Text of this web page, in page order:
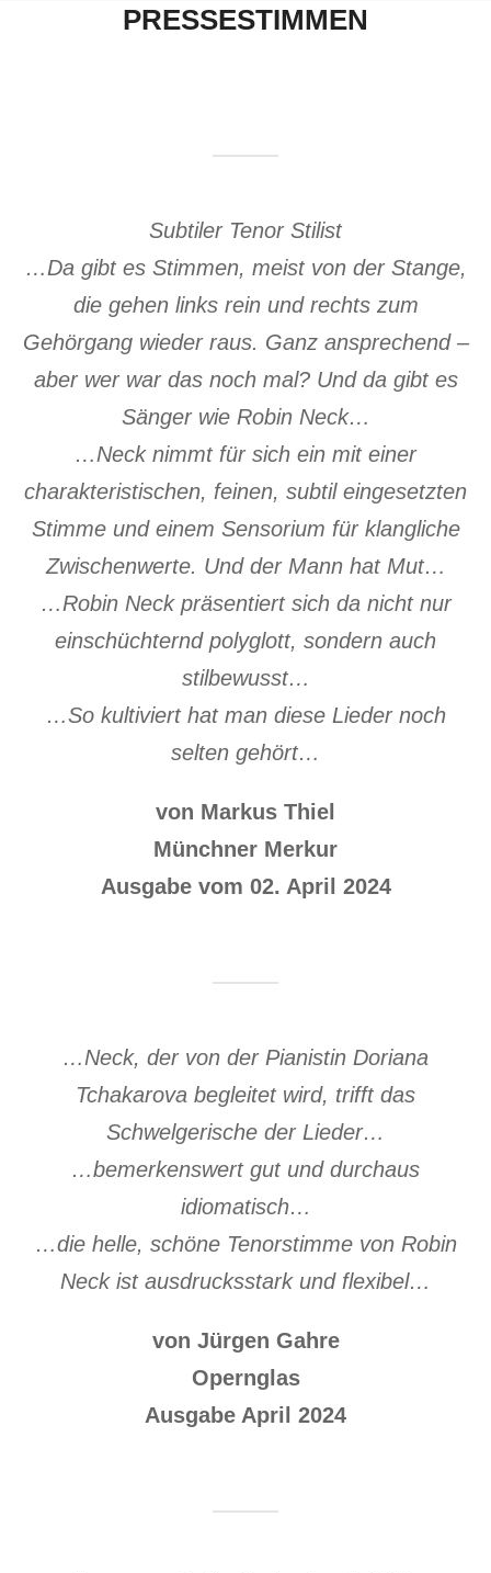
scrollen
PRESSESTIMMEN
Subtiler Tenor Stilist
…Da gibt es Stimmen, meist von der Stange,
die gehen links rein und rechts zum
Gehörgang wieder raus. Ganz ansprechend –
aber wer war das noch mal? Und da gibt es
Sänger wie Robin Neck…
…Neck nimmt für sich ein mit einer
charakteristischen, feinen, subtil eingesetzten
Stimme und einem Sensorium für klangliche
Zwischenwerte. Und der Mann hat Mut…
…Robin Neck präsentiert sich da nicht nur
einschüchternd polyglott, sondern auch
stilbewusst…
…So kultiviert hat man diese Lieder noch
selten gehört…
von Markus Thiel
Münchner Merkur
Ausgabe vom 02. April 2024
…Neck, der von der Pianistin Doriana
Tchakarova begleitet wird, trifft das
Schwelgerische der Lieder…
…bemerkenswert gut und durchaus
idiomatisch…
…die helle, schöne Tenorstimme von Robin
Neck ist ausdrucksstark und flexibel…
von Jürgen Gahre
Opernglas
Ausgabe April 2024